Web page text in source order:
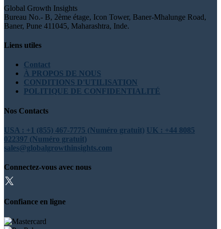
Global Growth Insights
Bureau No.- B, 2ème étage, Icon Tower, Baner-Mhalunge Road,
Baner, Pune 411045, Maharashtra, Inde.
Liens utiles
Contact
À PROPOS DE NOUS
CONDITIONS D'UTILISATION
POLITIQUE DE CONFIDENTIALITÉ
Nos Contacts
USA : +1 (855) 467-7775 (Numéro gratuit) UK : +44 8085
022397 (Numéro gratuit)
sales@globalgrowthinsights.com
Connectez-vous avec nous
Confiance en ligne